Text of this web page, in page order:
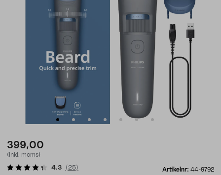
399,00
(inkl. moms)
Artikelnr: 44-9792
4.3 ( 25)